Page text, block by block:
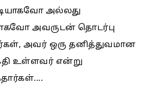
அல்லது
அவருடன் தொடர்பு
அவர் ஒரு தனித்துவமான
உள்ளவர் என்று